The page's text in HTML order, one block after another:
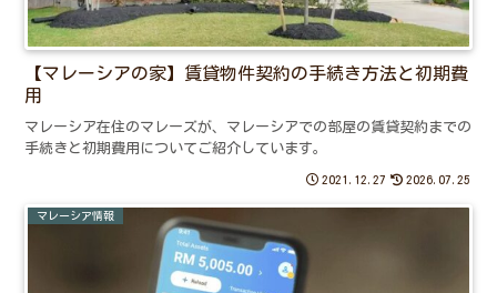
【マレーシアの家】賃貸物件契約の手続き方法と初期費
用
マレーシア在住のマレーズが、マレーシアでの部屋の賃貸契約までの
手続きと初期費用についてご紹介しています。
2021.12.27 2026.07.25
マレーシア情報